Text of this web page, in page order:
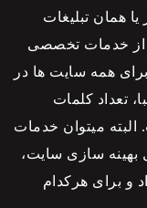
همان تبلیغات
از خدمات تخصصی
همه سایت ها در
تعداد کلمات
میتوان خدمات
بهینه سازی سایت،
و برای هرکدام